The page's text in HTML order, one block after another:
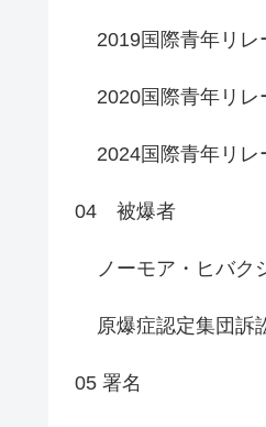
2019国際青年リレ
2020国際青年リレ
2024国際青年リレ
04 被爆者
ノーモア・ヒバク
原爆症認定集団訴
05 署名